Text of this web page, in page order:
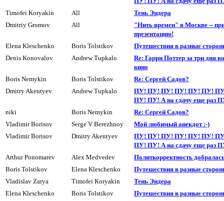
Timofei Koryakin
All
Тень Эндера
Dmitriy Gromov
All
"Нить времен" в Москве --
презентацию!
Elena Kleschenko
Boris Tolstikov
Пyтешествия в разные
Denis Konovalov
Andrew Tupkalo
Re: Гарри Поттер за три дня
кино
Boris Nemykin
Boris Tolstikov
Re: Сергей Садов?
Dmitry Akentyev
Andrew Tupkalo
ПУ! ПУ! ПУ! ПУ! ПУ! ПУ!
ПУ! ПУ! А на сдачy еще раз
niki
Boris Nemykin
Re: Сергей Садов?
Vladimir Borisov
Serge V Berezhnoy
Мой любимый анекдот :-)
Vladimir Borisov
Dmitry Akentyev
ПУ! ПУ! ПУ! ПУ! ПУ! ПУ!
ПУ! ПУ! А на сдачy еще раз
Arthur Ponomarev
Alex Medvedev
Политкоppектность
Boris Tolstikov
Elena Kleschenko
Пyтешествия в разные
Vladislav Zarya
Timofei Koryakin
Тень Эндера
Elena Kleschenko
Boris Tolstikov
Пyтешествия в разные